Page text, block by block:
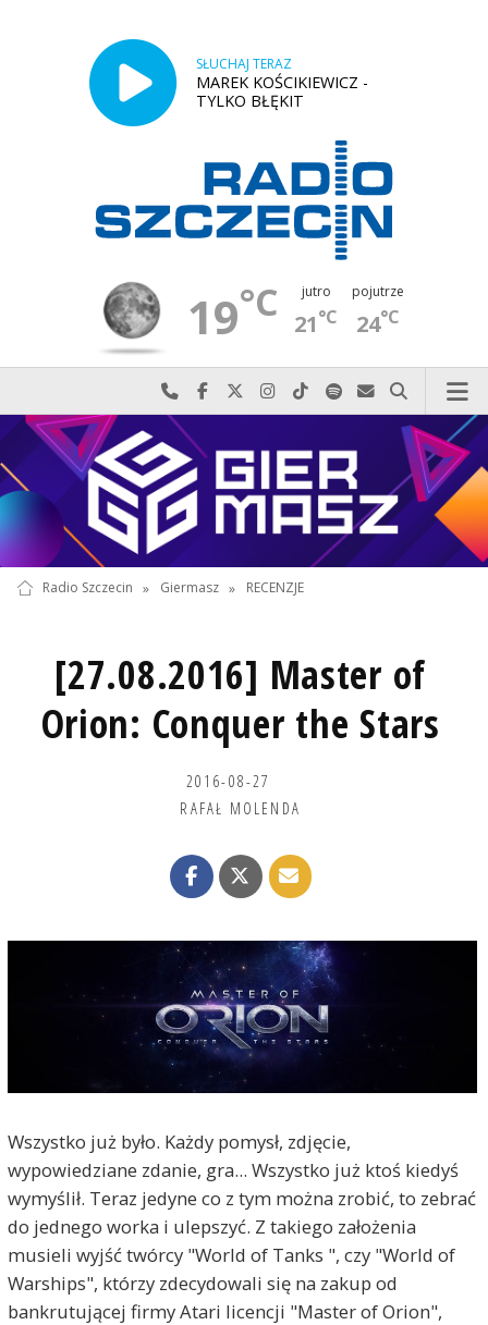
SŁUCHAJ TERAZ
MAREK KOŚCIKIEWICZ -
TYLKO BŁĘKIT
19°C jutro
21°C
pojutrze
24°C
Najlepiej po prostu do nas zadzwoń
Odwiedź nas na Facebook-u
Odwiedź nas na X
Odwiedź nas na Instagram-ie
Odwiedź nas na TikTok-u
Szukaj nas na Spotify
Wyślij do nas
Szukaj
Radio Szczecin » Giermasz » RECENZJE
[27.08.2016] Master of
Orion: Conquer the Stars
2016-08-27
RAFAŁ MOLENDA
Wszystko już było. Każdy pomysł, zdjęcie,
wypowiedziane zdanie, gra... Wszystko już ktoś kiedyś
wymyślił. Teraz jedyne co z tym można zrobić, to zebrać
do jednego worka i ulepszyć. Z takiego założenia
musieli wyjść twórcy "World of Tanks ", czy "World of
Warships", którzy zdecydowali się na zakup od
bankrutującej firmy Atari licencji "Master of Orion",